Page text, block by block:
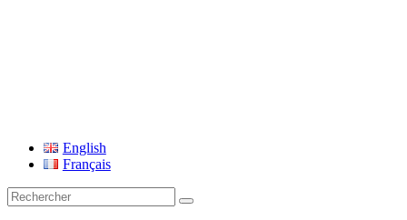
Fondation UEFA
English
Français
Recherche
pour